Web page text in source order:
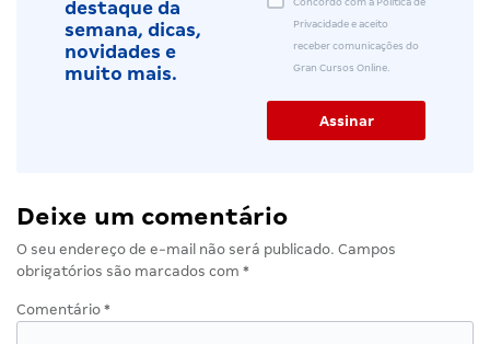
destaque da
semana, dicas,
novidades e
muito mais.
Concordo com a Política de
Privacidade e aceito
receber comunicações do
Gran Cursos Online.
Deixe um comentário
O seu endereço de e-mail não será publicado. Campos
obrigatórios são marcados com *
Comentário *